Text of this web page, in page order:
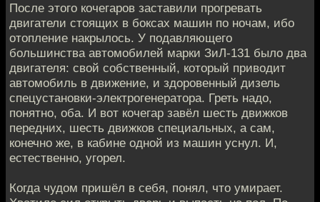
После этого кочегаров заставили прогревать
двигатели стоящих в боксах машин по ночам, ибо
отопление накрылось. У подавляющего
большинства автомобилей марки ЗиЛ-131 было два
двигателя: свой собственный, который приводит
автомобиль в движение, и здоровенный дизель
спецустановки-электрогенератора. Греть надо,
понятно, оба. И вот кочегар завёл шесть движков
передних, шесть движков специальных, а сам,
конечно же, в кабине одной из машин уснул. И,
естественно, угорел.
Когда чудом пришёл в себя, понял, что умирает.